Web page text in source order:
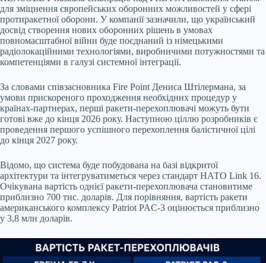
для зміцнення європейських оборонних можливостей у сфері
протиракетної оборони. У компанії зазначили, що український
досвід створення нових оборонних рішень в умовах
повномасштабної війни буде поєднаний із німецькими
радіолокаційними технологіями, виробничими потужностями та
компетенціями в галузі системної інтеграції.
За словами співзасновника Fire Point Дениса Штілермана, за
умови прискореного проходження необхідних процедур у
країнах-партнерах, перші ракети-перехоплювачі можуть бути
готові вже до кінця 2026 року. Наступною ціллю розробників є
проведення першого успішного перехоплення балістичної цілі
до кінця 2027 року.
Відомо, що система буде побудована на базі відкритої
архітектури та інтегруватиметься через стандарт НАТО Link 16.
Очікувана вартість однієї ракети-перехоплювача становитиме
приблизно 700 тис. доларів. Для порівняння, вартість ракети
американського комплексу Patriot PAC-3 оцінюється приблизно
у 3,8 млн доларів.